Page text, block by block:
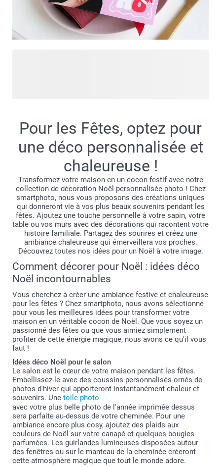
belles photos et personnalisez votre message avec des
mots chaleureux. Vos proches seront touchés de recevoir
une carte unique qui reflète votre personnalité et partage
vos souvenirs précieux de l'année. Que vous préfériez des
designs élégants ou des créations plus ludiques, notre
collection s'adapte à tous les styles :
Vous avez encore des photos de vos moments préférés de
l'année à partager ? Transformez-les en cartes de vœux qui
feront briller les yeux de vos proches lorsqu'ils les
recevront dans leur boîte aux lettres !
Pour les Fêtes, optez pour
une déco personnalisée et
chaleureuse !
Transformez votre maison en un cocon festif avec notre
collection de décoration Noël personnalisée photo ! Chez
smartphoto, nous vous proposons des créations uniques
qui donneront vie à vos plus beaux souvenirs pendant les
fêtes. Ajoutez une touche personnelle à votre sapin, votre
table ou vos murs avec des décorations qui racontent votre
histoire familiale. Partagez des sourires et créez une
ambiance chaleureuse qui émerveillera vos proches.
Découvrez toutes nos idées pour un Noël à votre image.
Comment décorer pour Noël : idées déco
Noël incontournables
Vous cherchez à créer une ambiance festive et chaleureuse
pour les fêtes ? Chez smartphoto, nous avons sélectionné
pour vous les meilleures idées pour transformer votre
maison en un véritable cocon de Noël. Que vous soyez un
passionné des fêtes ou que vous aimiez simplement
profiter de cette énergie magique, nous avons ce qu'il vous
faut !
Idées déco Noël pour le salon
Le salon est le cœur de votre maison pendant les fêtes.
Embellissez-le avec des coussins personnalisés ornés de
photos d'hiver qui apporteront instantanément chaleur et
souvenirs. Une toile photo
avec votre plus belle photo de l'année imprimée dessus
sera parfaite au-dessus de votre cheminée. Pour une
ambiance encore plus cosy, ajoutez des plaids aux
couleurs de Noël sur votre canapé et quelques bougies
parfumées. Les guirlandes lumineuses disposées autour
des fenêtres ou sur le manteau de la cheminée créeront
cette atmosphère magique que tout le monde adore.